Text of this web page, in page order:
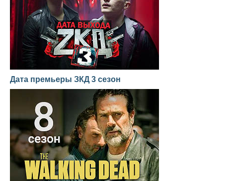
Дата премьеры ЗКД 3 сезон